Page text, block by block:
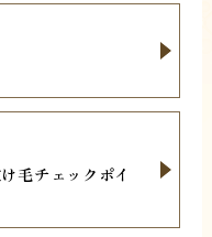
毛チェックポイ